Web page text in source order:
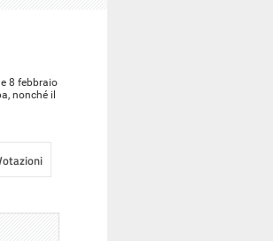
8 febbraio
nonché il